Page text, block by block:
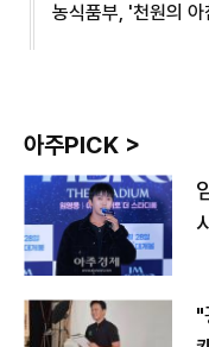
농식품부, '천원의
아주PICK >
"